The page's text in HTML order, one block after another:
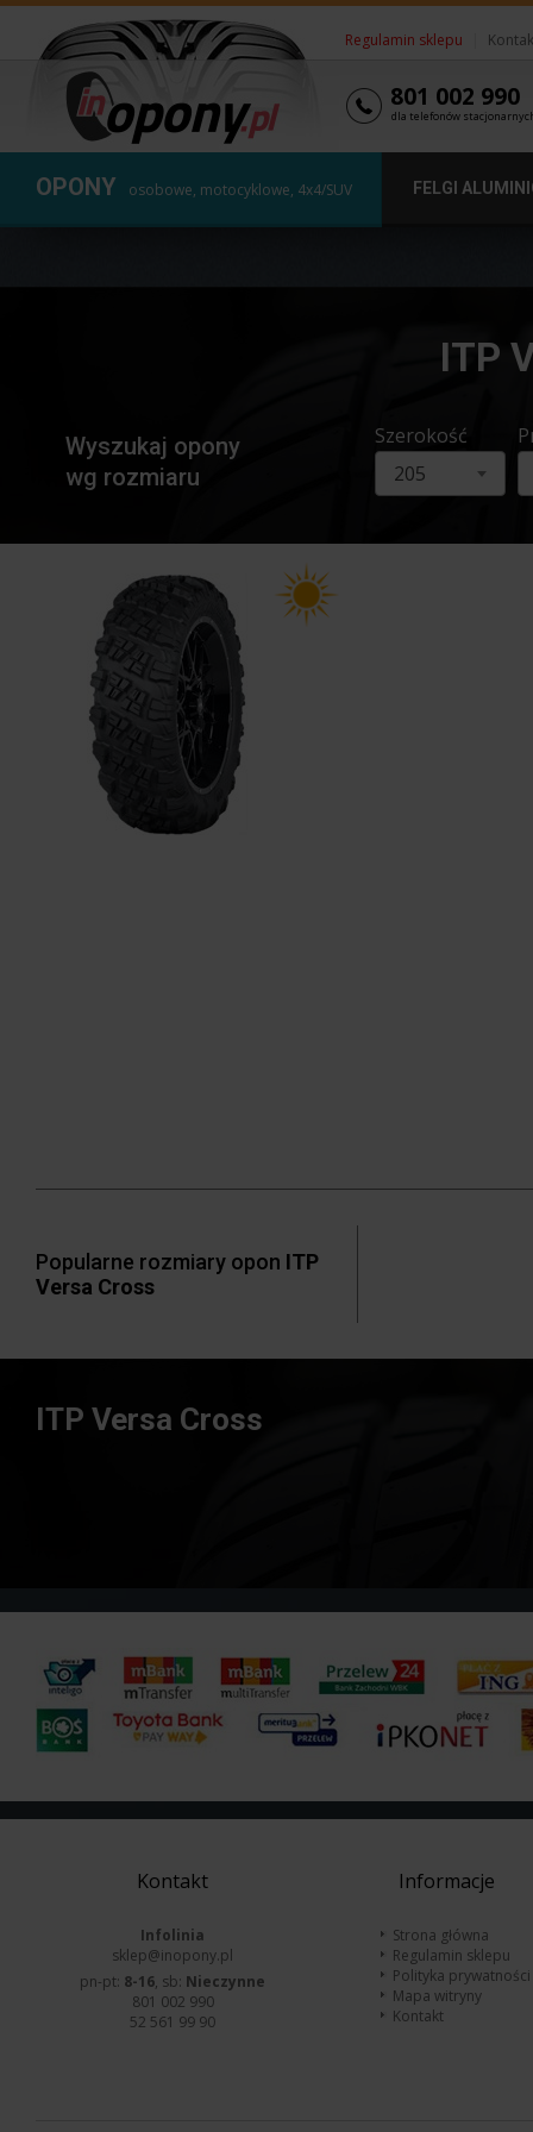
Regulamin sklepu
801 002 990
dla telefonów
OPONY osobowe, motocyklowe, 4x4/SUV FELGI
ITP
Wyszukaj opony
wg rozmiaru
Szerokość
205
Popularne rozmiary opon ITP
Versa Cross
ITP Versa Cross
Kontakt
Infolinia
sklep@inopony.pl
pn-pt: 8-16, sb: Nieczynne
801 002 990
52 561 99 90
Informacje
Strona główna
Regulamin sklepu
Polityka prywatności
Mapa witryny
Kontakt